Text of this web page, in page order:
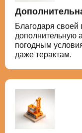
Благодаря своей
дополнительную
погодным
даже терактам.